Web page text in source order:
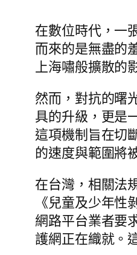
在數位時代，一
而來的是無盡的
上海嘯般擴散的
然而，對抗的曙
具的升級，更是
這項機制旨在切
的速度與範圍將
在台灣，相關法
《兒童及少年
網路平台業者要
護網正在織就。